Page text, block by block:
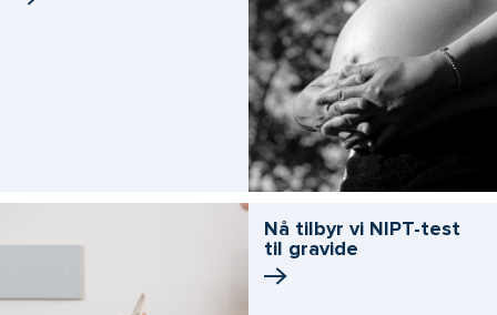
Nå tilbyr vi NIPT-test
til gravide